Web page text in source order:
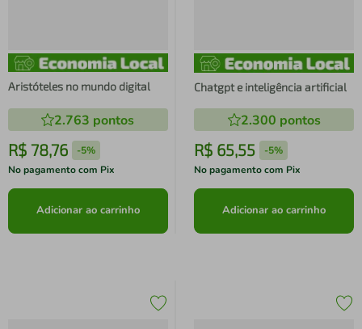
Aristóteles no mundo digital
2.763 pontos
R$ 78,76 -5%
No pagamento com Pix
Adicionar ao carrinho
Chatgpt e inteligência artificial
2.300 pontos
R$ 65,55 -5%
No pagamento com Pix
Adicionar ao carrinho